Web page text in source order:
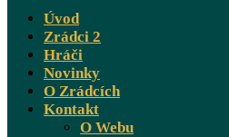
Úvod
Zrádci 2
Hráči
Novinky
O Zrádcích
Kontakt
O Webu